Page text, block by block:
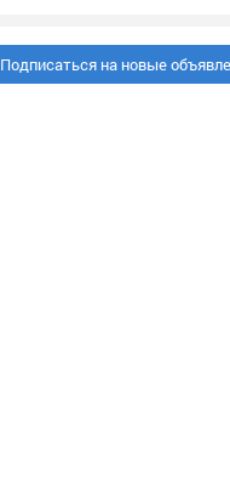
Подписаться на новые